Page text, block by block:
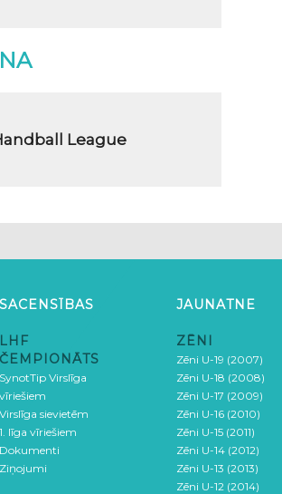
League
SACENSĪBAS
LHF
ČEMPIONĀTS
SynotTip Virslīga
vīriešiem
Virslīga sievietēm
1. līga vīriešiem
Dokumenti
Ziņojumi
JAUNATNE
ZĒNI
Zēni U-19 (2007)
Zēni U-18 (2008)
Zēni U-17 (2009)
Zēni U-16 (2010)
Zēni U-15 (2011)
Zēni U-14 (2012)
Zēni U-13 (2013)
Zēni U-12 (2014)